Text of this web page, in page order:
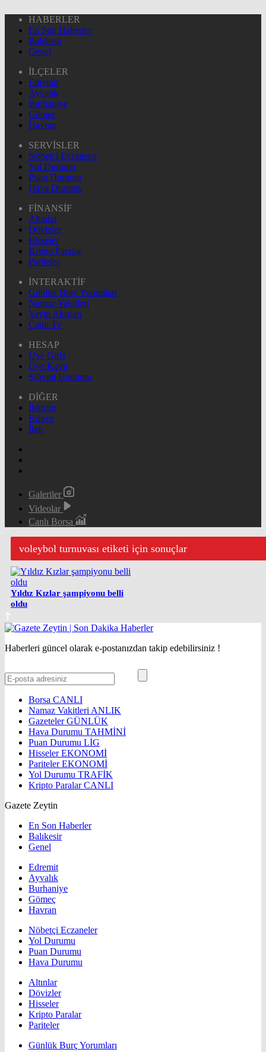
HABERLER
En Son Haberler
Balıkesir
Genel
İLÇELER
Edremit
Ayvalık
Burhaniye
Gömeç
Havran
SERVİSLER
Nöbetçi Eczaneler
Yol Durumu
Puan Durumu
Hava Durumu
FİNANSİF
Altınlar
Dövizler
Hisseler
Kripto Paralar
Pariteler
İNTERAKTİF
Günlük Burç Yorumları
Namaz Vakitleri
Yayın Akışları
Canlı Tv
HESAP
Üye Giriş
Üye Kayıt
Şifremi Unuttum
DİĞER
İletişim
Künye
İlan
Galeriler
Videolar
Canlı Borsa
voleybol turnuvası etiketi için sonuçlar
Yıldız Kızlar şampiyonu belli
oldu
Haberleri güncel olarak e-postanızdan takip edebilirsiniz !
Borsa CANLI
Namaz Vakitleri ANLIK
GazetelerGÜNLÜK
Hava Durumu TAHMİNİ
Puan Durumu LİG
HisselerEKONOMİ
ParitelerEKONOMİ
Yol Durumu TRAFİK
Kripto ParalarCANLI
Gazete Zeytin
En Son Haberler
Balıkesir
Genel
Edremit
Ayvalık
Burhaniye
Gömeç
Havran
Nöbetçi Eczaneler
Yol Durumu
Puan Durumu
Hava Durumu
Altınlar
Dövizler
Hisseler
Kripto Paralar
Pariteler
Günlük Burç Yorumları